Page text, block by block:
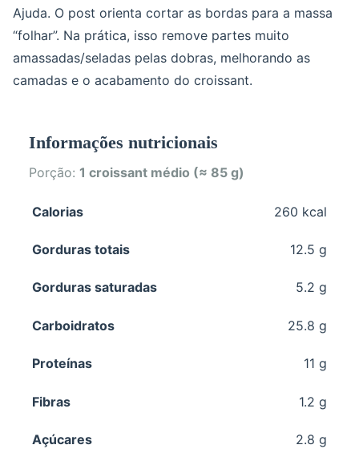
Ajuda. O post orienta cortar as bordas para a massa
“folhar”. Na prática, isso remove partes muito
amassadas/seladas pelas dobras, melhorando as
camadas e o acabamento do croissant.
Informações nutricionais
Porção: 1 croissant médio (≈ 85 g)
Calorias 260 kcal
Gorduras totais 12.5 g
Gorduras saturadas 5.2 g
Carboidratos 25.8 g
Proteínas 11 g
Fibras 1.2 g
Açúcares 2.8 g